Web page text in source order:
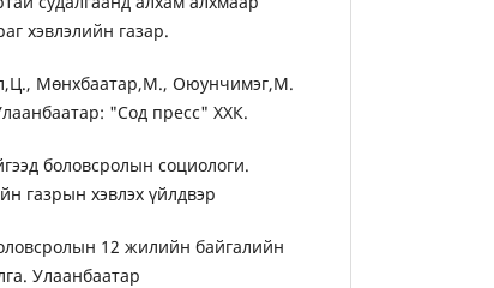
хэвлэлийн газар.
Мөнхбаатар,М., Оюунчимэг,М.
"Сод пресс" ХХК.
боловсролын социологи.
газрын хэвлэх үйлдвэр
12 жилийн байгалийн
Улаанбаатар